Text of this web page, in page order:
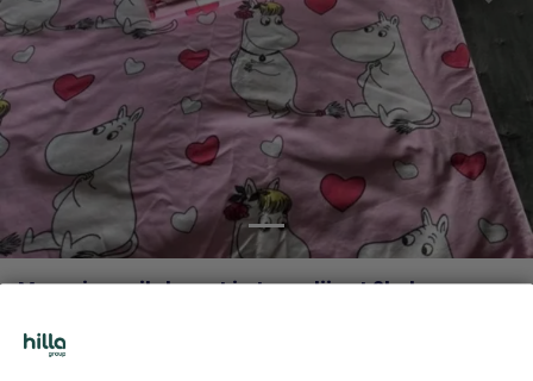
Muumi pussilakanat ja tyynyliinat 2kpl
50 €